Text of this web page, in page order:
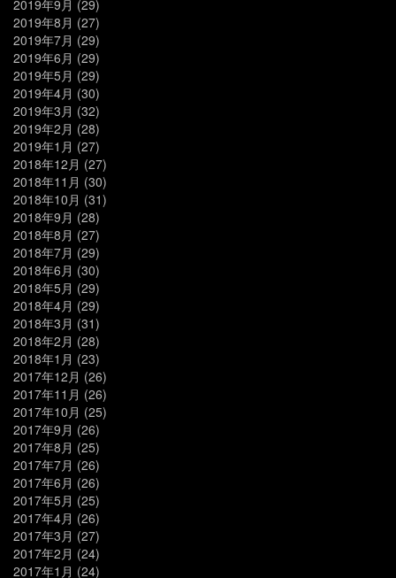
2019年9月 (29)
2019年8月 (27)
2019年7月 (29)
2019年6月 (29)
2019年5月 (29)
2019年4月 (30)
2019年3月 (32)
2019年2月 (28)
2019年1月 (27)
2018年12月 (27)
2018年11月 (30)
2018年10月 (31)
2018年9月 (28)
2018年8月 (27)
2018年7月 (29)
2018年6月 (30)
2018年5月 (29)
2018年4月 (29)
2018年3月 (31)
2018年2月 (28)
2018年1月 (23)
2017年12月 (26)
2017年11月 (26)
2017年10月 (25)
2017年9月 (26)
2017年8月 (25)
2017年7月 (26)
2017年6月 (26)
2017年5月 (25)
2017年4月 (26)
2017年3月 (27)
2017年2月 (24)
2017年1月 (24)